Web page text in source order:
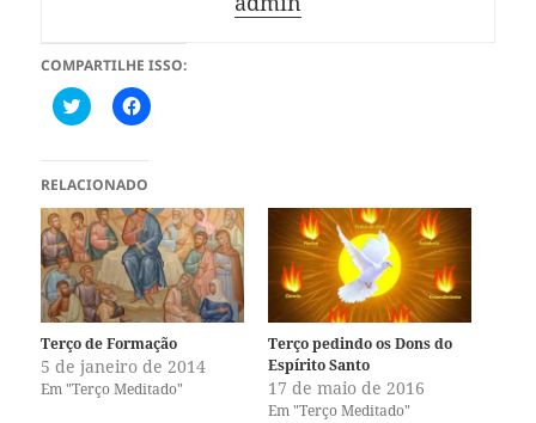
COMPARTILHE ISSO:
C
l
u
e
p
a
r
a
c
o
m
p
a
r
t
i
l
h
C
l
u
e
p
a
r
a
c
o
m
p
a
r
t
i
l
h
RELACIONADO
Terço de Formação
5 de janeiro de 2014
Em "Terço Meditado"
Terço pedindo os Dons do
Espírito Santo
17 de maio de 2016
Em "Terço Meditado"